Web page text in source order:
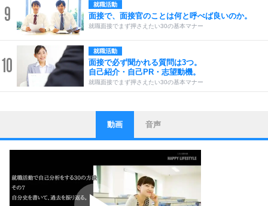
9 就職活動
面接で、面接官のことは何と呼べば良いのか。
就職面接でまず押さえたい30の基本マナー
10
就職活動
面接で必ず聞かれる質問は3つ。
自己紹介・自己PR・志望動機。
就職面接でまず押さえたい30の基本マナー
1
ストレス対策
他人と比べない。
いっそのこと、他人を見ない。
いらいらしない人になる30の方法
プラス思考
ポジティブになれない原因は、行動しないから。
動画 音声